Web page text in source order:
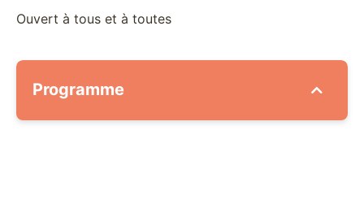
Ouvert à tous et à toutes
Programme